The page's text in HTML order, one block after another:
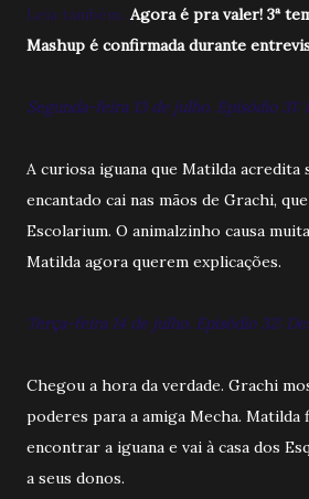
Leia também...Agora é pra valer! 3ª
Mashup é confirmada durante
Segunda-feira 13 de julho. Episódio 31:
A curiosa iguana que Matilda
encantado cai nas mãos de Grachi,
Escolarium. O animalzinho causa
Matilda agora querem explicações.
Terça-feira 14 de julho. Episódio 32:
Chegou a hora da verdade. Grachi
poderes para a amiga Mecha. Matilda
encontrar a iguana e vai à casa dos
a seus donos.